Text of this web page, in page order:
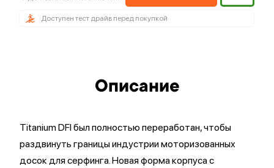
Доступен тест драйв перед покупкой
Описание
Titanium DFI был полностью переработан, чтобы
раздвинуть границы индустрии моторизованных
досок для серфинга. Новая форма корпуса с